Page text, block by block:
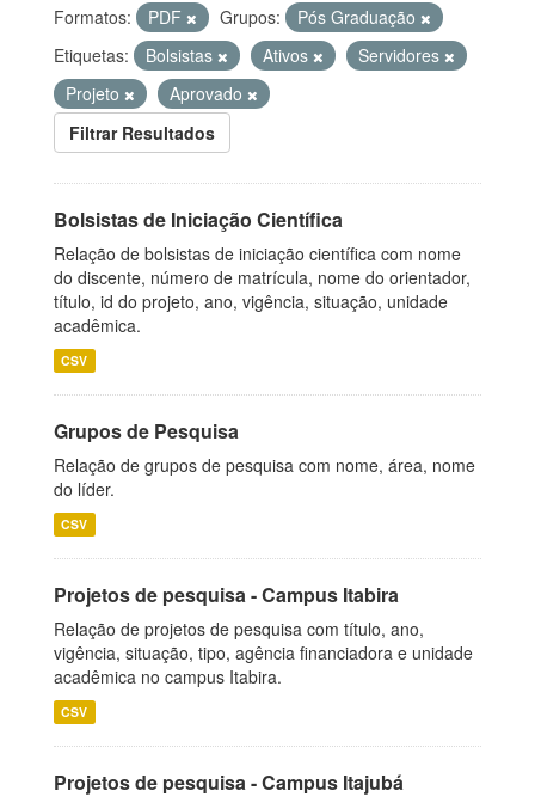
Formatos: PDF Grupos:
Pós Graduação
Etiquetas:
Bolsistas Ativos
Servidores
Projeto
Aprovado
Filtrar Resultados
Bolsistas de Iniciação Científica
Relação de bolsistas de iniciação científica com nome
do discente, número de matrícula, nome do orientador,
título, id do projeto, ano, vigência, situação, unidade
acadêmica.
CSV
Grupos de Pesquisa
Relação de grupos de pesquisa com nome, área, nome
do líder.
CSV
Projetos de pesquisa - Campus Itabira
Relação de projetos de pesquisa com título, ano,
vigência, situação, tipo, agência financiadora e unidade
acadêmica no campus Itabira.
CSV
Projetos de pesquisa - Campus Itajubá